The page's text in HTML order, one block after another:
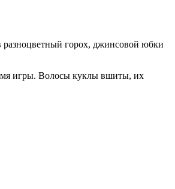
разноцветный горох, джинсовой юбки
игры. Волосы куклы вшиты, их